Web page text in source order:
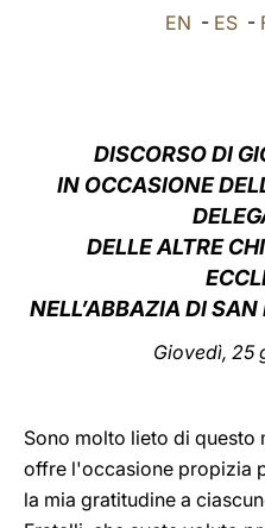
EN - ES-
DISCORSO DI
IN OCCASIONE
DELLE ALTRE
NELL’ABBAZIA DI
Giovedì, 25
Sono molto lieto di questo
offre l'occasione propizia
la mia gratitudine a